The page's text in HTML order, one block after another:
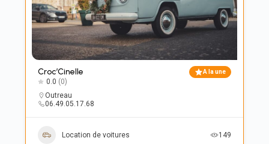
Croc’Cinelle
0.0 (0)
A la une
Outreau
06.49.05.17.68
Location de voitures 149